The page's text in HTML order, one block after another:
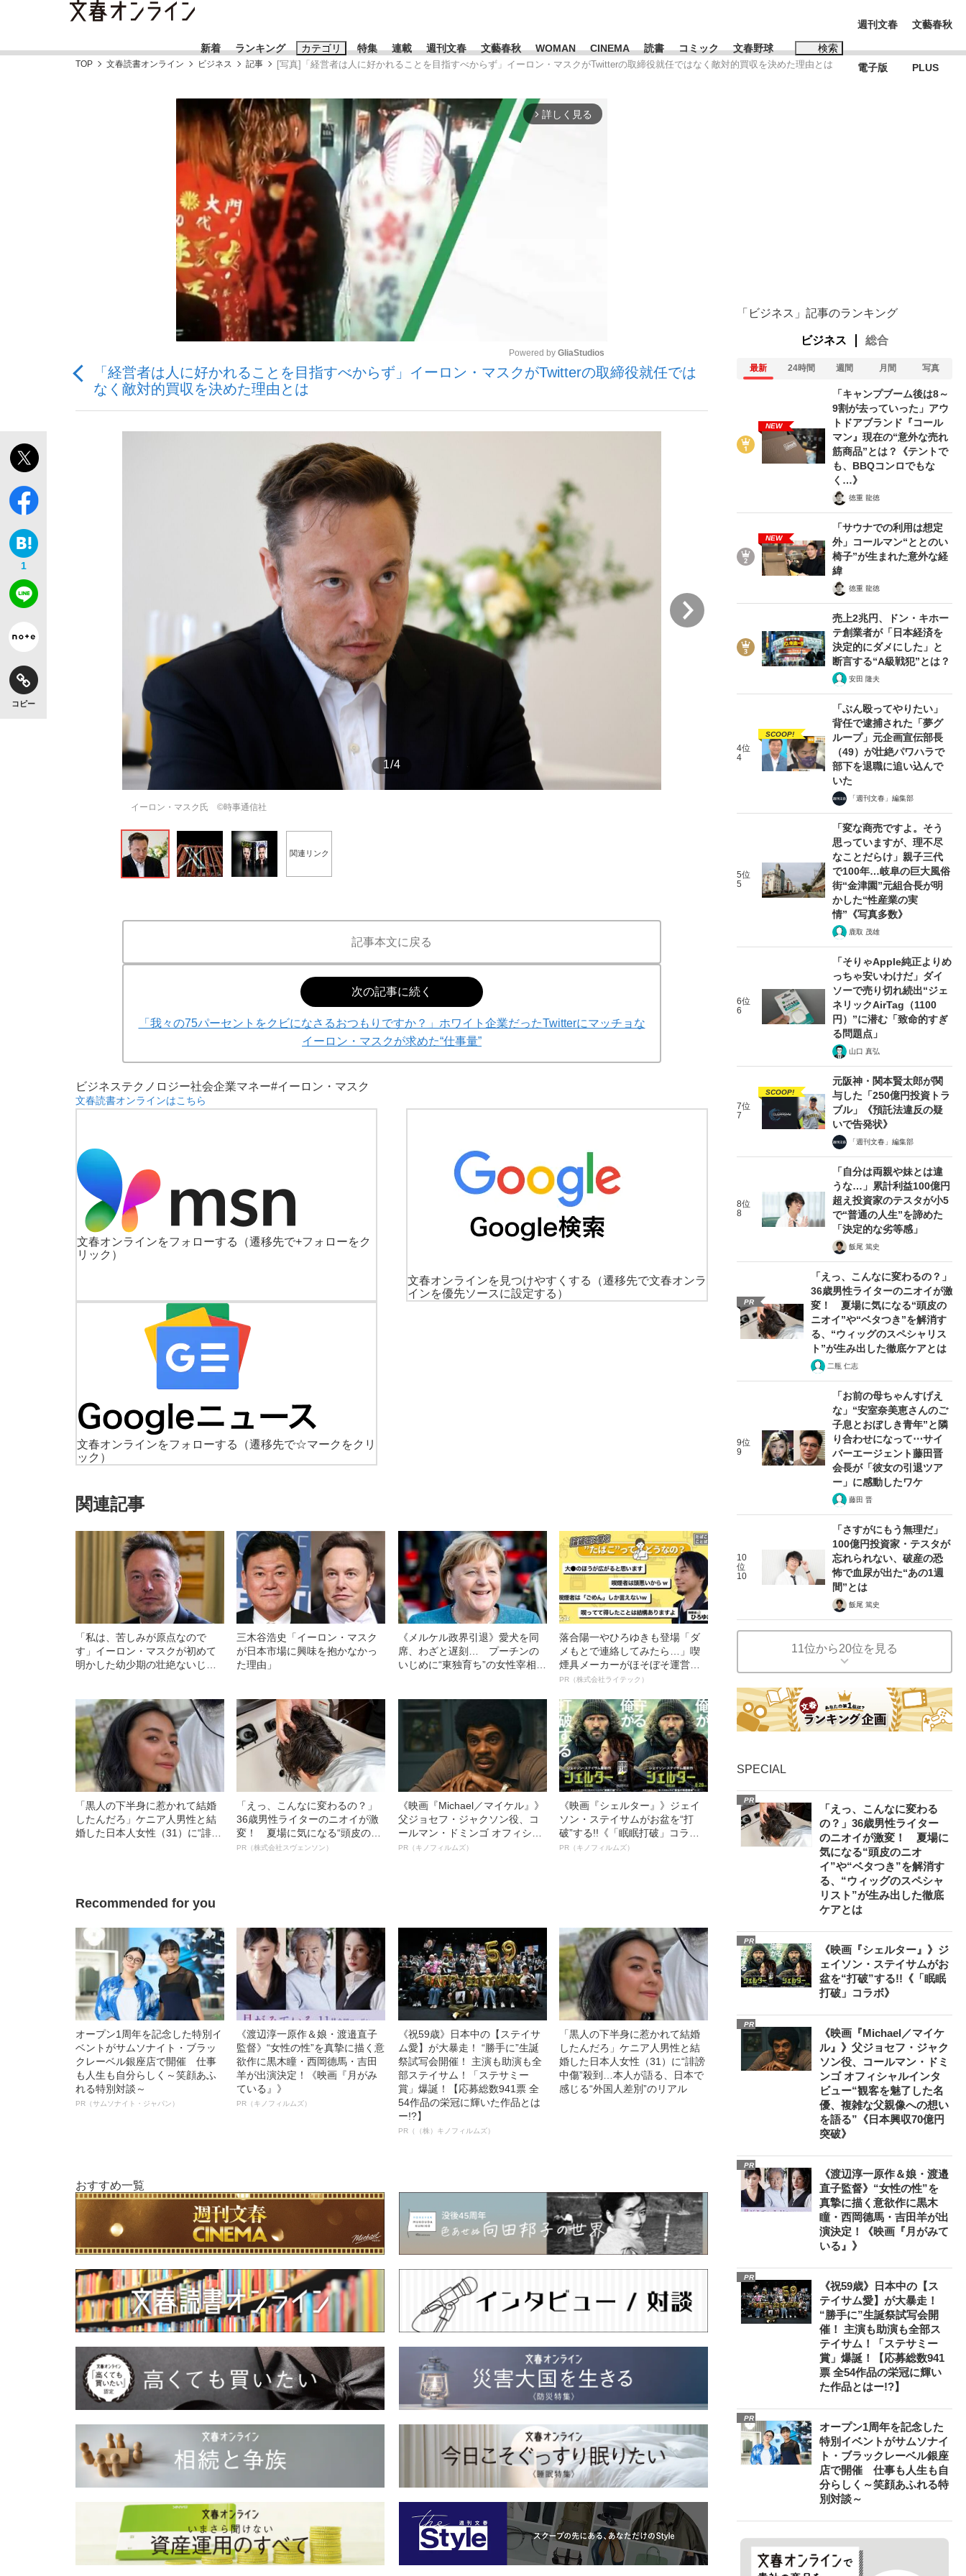
新着 ランキング カテゴリ
「90%は失敗する。でも…」本田圭佑が初めて明かした日本代表監督に...
「敗因分析は一切聞かれなかった」侍ジャパン選手が証言した“NPB聞... 「クマが悪者扱いされているのが悲しい」『北の国から』倉本聰氏（91...
「目標達成できなかったからと言って…」サッカー日本代表・森保一監督...
もっと見る
特集
終戦から81年
観る将棋、読む将棋
いまさら聞けない資産運用のすべて
もっと見る
連載 週刊文春 文藝春秋 WOMAN CINEMA 読書 コミック 文春野球 検索
おすすめのキーワードタグ一覧
#藤田晋 #三山凌輝 #高市早苗 #後藤真希 #森岡毅
#玉木雄一郎
#亀和田武
週刊文春
電子版
文藝春秋
PLUS
TOP 文春読書オンライン ビジネス 記事 [写真]「経営者は人に好かれることを目指すべからず」イーロン・マスクがTwitterの取締役就任ではなく敵対的買収を決めた理由とは
arrow_forward_ios 詳しく見る
Powered by GliaStudios
「経営者は人に好かれることを目指すべからず」イーロン・マスクがTwitterの取締役就任では
なく敵対的買収を決めた理由とは
1
コピー
1/4
イーロン・マスク氏 ©時事通信社
2/4
関連リンク
記事本文に戻る
次の記事に続く
「我々の75パーセントをクビになさるおつもりですか？」ホワイト企業だったTwitterにマッチョな
イーロン・マスクが求めた“仕事量”
ビジネステクノロジー社会企業マネー#イーロン・マスク
文春読書オンラインはこちら
文春オンラインをフォローする
（遷移先で+フォローをク
リック）
文春オンラインを見つけやすくする
（遷移先で文春オンラ
インを優先ソースに設定する）
文春オンラインをフォローする
（遷移先で☆マークをクリ
ック）
関連記事
「私は、苦しみが原点なので
す」イーロン・マスクが初めて
明かした幼少期の壮絶ないじ
三木谷浩史「イーロン・マスク
が日本市場に興味を抱かなかっ
た理由」
《メルケル政界引退》愛犬を同
席、わざと遅刻… プーチンの
いじめに“東独育ち”の女性宰相が
落合陽一やひろゆきも登場「ダ
メもとで連絡してみたら…」喫
煙具メーカーがほそぼそ運営す
るWebメディアの取材に“大物芸
PR（株式会社ライテック）
「黒人の下半身に惹かれて結婚
したんだろ」ケニア人男性と結
婚した日本人女性（31）に“誹謗
「えっ、こんなに変わるの？」
36歳男性ライターのニオイが激
変！ 夏場に気になる“頭皮のニ
オイ”や“ベタつき”を解消す
PR（株式会社スヴェンソン）
《映画『Michael／マイケル』》
父ジョセフ・ジャクソン役、コ
ールマン・ドミンゴ オフィシャ
ルインタビュー“観客を魅了した
PR（キノフィルムズ）
《映画『シェルター』》ジェイ
ソン・ステイサムがお盆を“打
破”する!!《「眠眠打破」コラ
ボ》
PR（キノフィルムズ）
Recommended for you
オープン1周年を記念した特別イ
ベントがサムソナイト・ブラッ
クレーベル銀座店で開催 仕事
も人生も自分らしく～笑顔あふ
れる特別対談～
PR（サムソナイト・ジャパン）
《渡辺淳一原作＆娘・渡邉直子
監督》“女性の性”を真摯に描く意
欲作に黒木瞳・西岡德馬・吉田
羊が出演決定！《映画『月がみ
ている』》
PR（キノフィルムズ）
《祝59歳》日本中の【ステイサ
ム愛】が大暴走！ “勝手に”生誕
祭試写会開催！ 主演も助演も全
部ステイサム！「ステサミー
賞」爆誕！【応募総数941票 全
54作品の栄冠に輝いた作品とは
ー!?】
PR（（株）キノフィルムズ）
「黒人の下半身に惹かれて結婚
したんだろ」ケニア人男性と結
婚した日本人女性（31）に“誹謗
中傷”殺到…本人が語る、日本で
感じる“外国人差別”のリアル
おすすめ一覧
「ビジネス」記事のランキング
ビジネス 総合
最新 24時間 週間 月間 写真
NEW
「キャンプブーム後は8～
9割が去っていった」アウ
トドアブランド『コール
マン』現在の“意外な売れ
筋商品”とは？《テントで
も、BBQコンロでもな
く…》
徳重 龍徳
NEW
「サウナでの利用は想定
外」コールマン“ととのい
椅子”が生まれた意外な経
緯
徳重 龍徳
売上2兆円、ドン・キホー
テ創業者が「日本経済を
決定的にダメにした」と
断言する“A級戦犯”とは？
安田 隆夫
4位
4
SCOOP!
「ぶん殴ってやりたい」
背任で逮捕された「夢グ
ループ」元企画宣伝部長
（49）が壮絶パワハラで
部下を退職に追い込んで
いた
「週刊文春」編集部
5位
5
「変な商売ですよ。そう
思っていますが、理不尽
なことだらけ」親子三代
で100年…岐阜の巨大風俗
街“金津園”元組合長が明
かした“性産業の実
情”《写真多数》
鹿取 茂雄
6位
6
「そりゃApple純正よりめ
っちゃ安いわけだ」ダイ
ソーで売り切れ続出“ジェ
ネリックAirTag（1100
円）”に潜む「致命的すぎ
る問題点」
山口 真弘
7位
7
SCOOP!
元阪神・関本賢太郎が関
与した「250億円投資トラ
ブル」《預託法違反の疑
いで告発状》
「週刊文春」編集部
8位
8
「自分は両親や妹とは違
うな…」累計利益100億円
超え投資家のテスタが小5
で“普通の人生”を諦めた
「決定的な劣等感」
飯尾 篤史
PR
「えっ、こんなに変わるの？」
36歳男性ライターのニオイが激
変！ 夏場に気になる“頭皮の
ニオイ”や“ベタつき”を解消す
る、“ウィッグのスペシャリス
ト”が生み出した徹底ケアとは
二瓶 仁志
9位
9
「お前の母ちゃんすげえ
な」“安室奈美恵さんのご
子息とおぼしき青年”と隣
り合わせになって⋯サイ
バーエージェント藤田晋
会長が「彼女の引退ツア
ー」に感動したワケ
藤田 晋
10
位
10
「さすがにもう無理だ」
100億円投資家・テスタが
忘れられない、破産の恐
怖で血尿が出た“あの1週
間”とは
飯尾 篤史
11位から20位を見る
SPECIAL
PR
「えっ、こんなに変わる
の？」36歳男性ライター
のニオイが激変！ 夏場に
気になる“頭皮のニオ
イ”や“ベタつき”を解消す
る、“ウィッグのスペシャ
リスト”が生み出した徹底
ケアとは
PR
《映画『シェルター』》ジ
ェイソン・ステイサムがお
盆を“打破”する!!《「眠眠
打破」コラボ》
PR
《映画『Michael／マイケ
ル』》父ジョセフ・ジャク
ソン役、コールマン・ドミ
ンゴ オフィシャルインタ
ビュー“観客を魅了した名
優、複雑な父親像への想い
を語る”《日本興収70億円
突破》
PR
《渡辺淳一原作＆娘・渡邉
直子監督》“女性の性”を
真摯に描く意欲作に黒木
瞳・西岡德馬・吉田羊が出
演決定！《映画『月がみて
いる』》
PR
《祝59歳》日本中の【ス
テイサム愛】が大暴走！
“勝手に”生誕祭試写会開
催！ 主演も助演も全部ス
テイサム！「ステサミー
賞」爆誕！【応募総数941
票 全54作品の栄冠に輝い
た作品とはー!?】
PR
オープン1周年を記念した
特別イベントがサムソナイ
ト・ブラックレーベル銀座
店で開催 仕事も人生も自
分らしく～笑顔あふれる特
別対談～